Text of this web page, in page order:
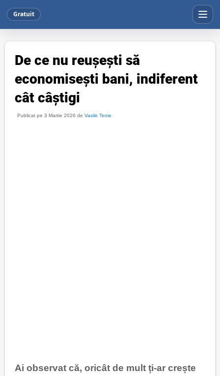
Gratuit
De ce nu reușești să
economisești bani, indiferent
cât câștigi
Publicat pe 3 Martie 2026 de Vasile Tenie
Ai observat că, oricât de mult ți-ar crește